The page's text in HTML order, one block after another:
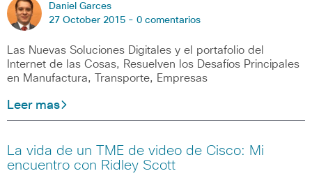
Daniel Garces
27 October 2015 - 0 comentarios
Las Nuevas Soluciones Digitales y el portafolio del
Internet de las Cosas, Resuelven los Desafíos Principales
en Manufactura, Transporte, Empresas
Leer mas
La vida de un TME de video de Cisco: Mi
encuentro con Ridley Scott